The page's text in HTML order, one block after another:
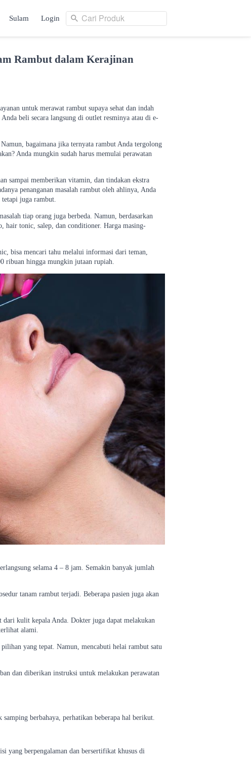
Cari Produk
Sulam Login Cari Produk
Rambut dalam Kerajinan
untuk merawat rambut supaya sehat dan indah
beli secara langsung di outlet resminya atau di e-
bagaimana jika ternyata rambut Anda tergolong
Anda mungkin sudah harus memulai perawatan
sampai memberikan vitamin, dan tindakan ekstra
penanganan masalah rambut oleh ahlinya, Anda
juga rambut.
tiap orang juga berbeda. Namun, berdasarkan
hair tonic, salep, dan conditioner. Harga masing-
bisa mencari tahu melalui informasi dari teman,
ribuan hingga mungkin jutaan rupiah.
selama 4 – 8 jam. Semakin banyak jumlah
tanam rambut terjadi. Beberapa pasien juga akan
kulit kepala Anda. Dokter juga dapat melakukan
alami.
yang tepat. Namun, mencabuti helai rambut satu
dan diberikan instruksi untuk melakukan perawatan
berbahaya, perhatikan beberapa hal berikut.
yang berpengalaman dan bersertifikat khusus di